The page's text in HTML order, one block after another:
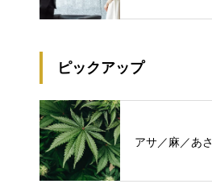
ピックアップ
アサ／麻／あさ